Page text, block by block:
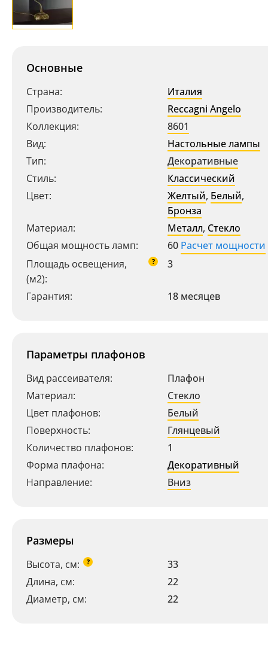
Основные
Страна:
Италия
Производитель:
Reccagni Angelo
Коллекция:
8601
Вид:
Настольные лампы
Тип:
Декоративные
Стиль:
Классический
Цвет:
Желтый, Белый,
Бронза
Материал:
Металл, Стекло
Общая мощность ламп:
60 Расчет мощности
Площадь освещения,
(м2):
? 3
Гарантия: 18 месяцев
Параметры плафонов
Вид рассеивателя:
Плафон
Материал:
Стекло
Цвет плафонов:
Белый
Поверхность:
Глянцевый
Количество плафонов:
1
Форма плафона:
Декоративный
Направление:
Вниз
Размеры
Высота, см: ?
33
Длина, см:
22
Диаметр, см:
22